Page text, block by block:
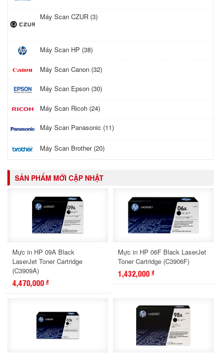
Máy Scan CZUR (3)
Máy Scan HP (38)
Máy Scan Canon (32)
Máy Scan Epson (30)
Máy Scan Ricoh (24)
Máy Scan Panasonic (11)
Máy Scan Brother (20)
SẢN PHẨM MỚI CẬP NHẬT
Mực in HP 09A Black
LaserJet Toner Cartridge
(C3909A)
4,470,000 đ
Mực in HP 06F Black LaserJet
Toner Cartridge (C3906F)
1,432,000 đ